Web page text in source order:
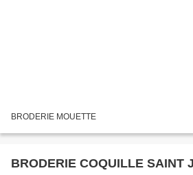
BRODERIE MOUETTE
BRODERIE COQUILLE SAINT